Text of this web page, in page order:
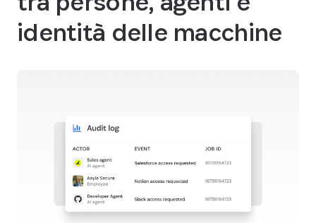
identità delle macchine